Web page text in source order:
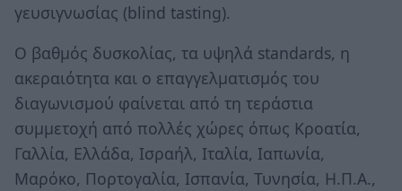
γευσιγνωσίας (blind tasting).
Ο βαθμός δυσκολίας, τα υψηλά standards, η
ακεραιότητα και ο επαγγελματισμός του
διαγωνισμού φαίνεται από τη τεράστια
συμμετοχή από πολλές χώρες όπως Κροατία,
Γαλλία, Ελλάδα, Ισραήλ, Ιταλία, Ιαπωνία,
Μαρόκο, Πορτογαλία, Ισπανία, Τυνησία, Η.Π.Α.,